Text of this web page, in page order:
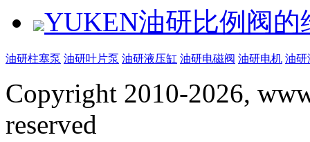
YUKEN油研比例阀的
油研柱塞泵 油研叶片泵 油研液压缸 油研电磁阀 油研电机 油研
Copyright 2010-2026,
reserved